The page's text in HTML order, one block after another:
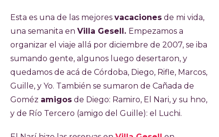
Esta es una de las mejores vacaciones de mi vida,
una semanita en Villa Gesell. Empezamos a
organizar el viaje allá por diciembre de 2007, se iba
sumando gente, algunos luego desertaron, y
quedamos de acá de Córdoba, Diego, Rifle, Marcos,
Guille, y Yo. También se sumaron de Cañada de
Goméz amigos de Diego: Ramiro, El Nari, y su hno,
y de Río Tercero (amigo del Guille): el Luchi.